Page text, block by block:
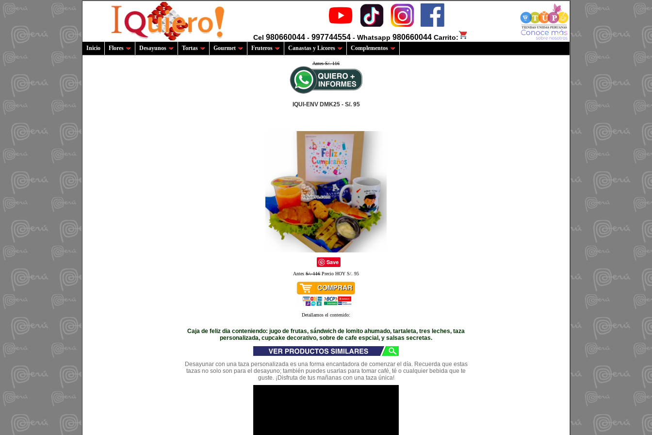
Cel 980660044 - 997744554 - Whatsapp 980660044 Carrito:
Inicio Flores Desayunos Tortas Gourmet Fruteros Canastas y Licores Complementos
Antes S/. 116
IQUI-ENV DMK25 - S/. 95
Save
Antes S/. 116 Precio HOY S/. 95
Detallamos el contenido:
Caja de feliz dia conteniendo: jugo de frutas, sándwich de lomito ahumado, tartaleta, tres leches, taza
personalizada, cupcake decorativo, sobre de cafe espcial, y salsas secretas.
Desayunar con una taza personalizada es una forma encantadora de comenzar el día. Recuerda que estas
tazas no solo son para el desayuno; también puedes usarlas para tomar café, té o cualquier bebida que te
guste. ¡Disfruta de tus mañanas con una taza única!